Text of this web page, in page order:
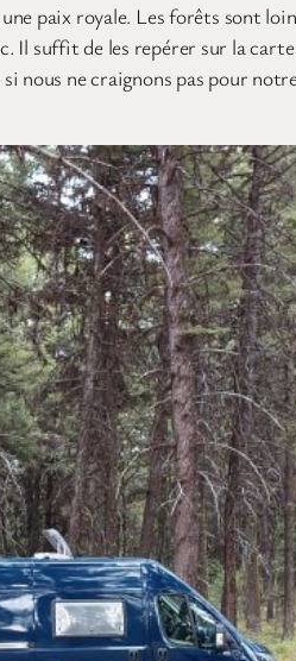
paix royale. Les forêts sont
suffit de les repérer sur la
nous ne craignons pas pour